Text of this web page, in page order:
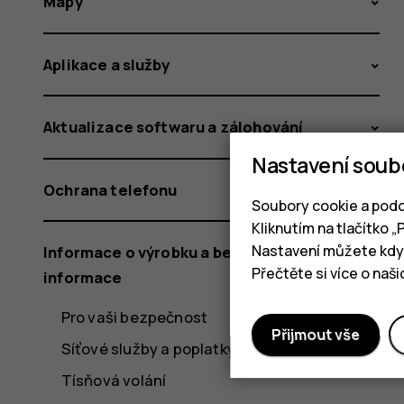
Aplikace a služby
Aktualizace softwaru a zálohování
Ochrana telefonu
Informace o výrobku a bezpečnostní
informace
Pro vaši bezpečnost
Síťové služby a poplatky
Tísňová volání
Nastavení
Soubory cookie a
Kliknutím na tlačítko
Nastavení můžete
Přečtěte si více o
Přijmout vše